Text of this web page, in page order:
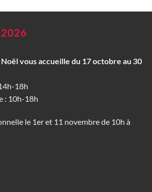
2026
vous accueille du 17 octobre au 30
18h
: 10h-18h
le 1er et 11 novembre de 10h à